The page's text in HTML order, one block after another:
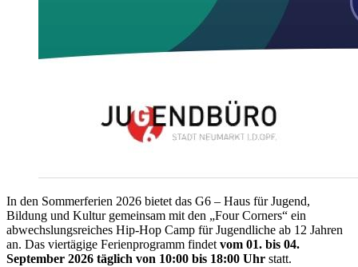
In den Sommerferien 2026 bietet das G6 – Haus für Jugend,
Bildung und Kultur gemeinsam mit den „Four Corners“ ein
abwechslungsreiches Hip-Hop Camp für Jugendliche ab 12 Jahren
an. Das viertägige Ferienprogramm findetvom 01. bis 04.
September 2026 täglich von 10:00 bis 18:00 Uhr statt.